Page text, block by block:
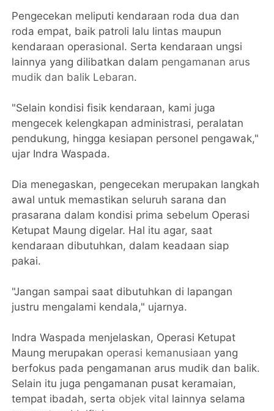
Pengecekan meliputi kendaraan roda dua dan
roda empat, baik patroli lalu lintas maupun
kendaraan operasional. Serta kendaraan ungsi
lainnya yang dilibatkan dalam pengamanan arus
mudik dan balik Lebaran.
"Selain kondisi fisik kendaraan, kami juga
mengecek kelengkapan administrasi, peralatan
pendukung, hingga kesiapan personel pengawak,"
ujar Indra Waspada.
Dia menegaskan, pengecekan merupakan langkah
awal untuk memastikan seluruh sarana dan
prasarana dalam kondisi prima sebelum Operasi
Ketupat Maung digelar. Hal itu agar, saat
kendaraan dibutuhkan, dalam keadaan siap
pakai.
"Jangan sampai saat dibutuhkan di lapangan
justru mengalami kendala," ujarnya.
Indra Waspada menjelaskan, Operasi Ketupat
Maung merupakan operasi kemanusiaan yang
berfokus pada pengamanan arus mudik dan balik.
Selain itu juga pengamanan pusat keramaian,
tempat ibadah, serta objek vital lainnya selama